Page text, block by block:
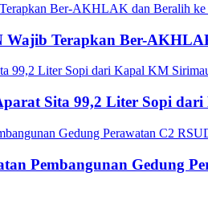
Wajib Terapkan Ber-
Sita 99,2 Liter Sopi
Pembangunan Gedung